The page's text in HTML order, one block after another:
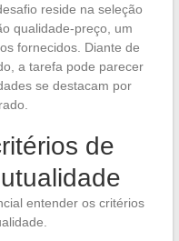
reside na seleção
qualidade-preço, um
fornecidos. Diante de
a tarefa pode parecer
se destacam por
de
entender os critérios